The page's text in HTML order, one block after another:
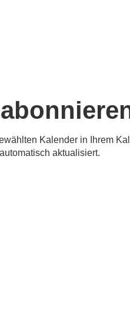
Kalender in Ihrem
aktualisiert.